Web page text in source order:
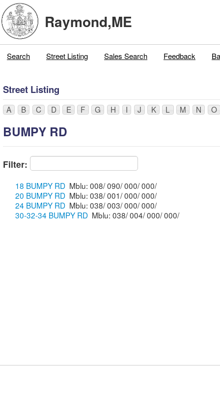
Raymond,ME
Search Street Listing Sales Search Feedback
Street Listing
A B C D E F G H I J K L M N O
BUMPY RD
Filter:
18 BUMPY RD
Mblu: 008/ 090/ 000/ 000/
20 BUMPY RD
Mblu: 038/ 001/ 000/ 000/
24 BUMPY RD
Mblu: 038/ 003/ 000/ 000/
30-32-34 BUMPY RD
Mblu: 038/ 004/ 000/ 000/